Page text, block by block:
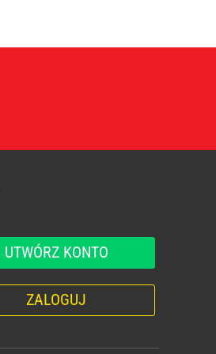
UTWÓRZ KONTO
ZALOGUJ